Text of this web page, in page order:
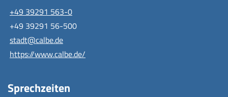
+49 39291 563-0
+49 39291 56-500
stadt@calbe.de
https://www.calbe.de/
Sprechzeiten